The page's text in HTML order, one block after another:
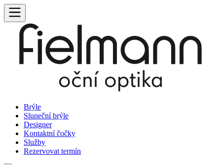
Brýle
Sluneční brýle
Designer
Kontaktní čočky
Služby
Rezervovat termín